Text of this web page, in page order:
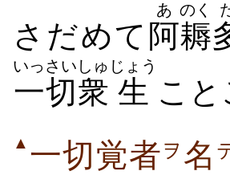
さだめて 阿
あ
耨
のく
一切
いっさい
衆
しゅ
生
じょう
こと
▲ 一切覚者ヲ 名